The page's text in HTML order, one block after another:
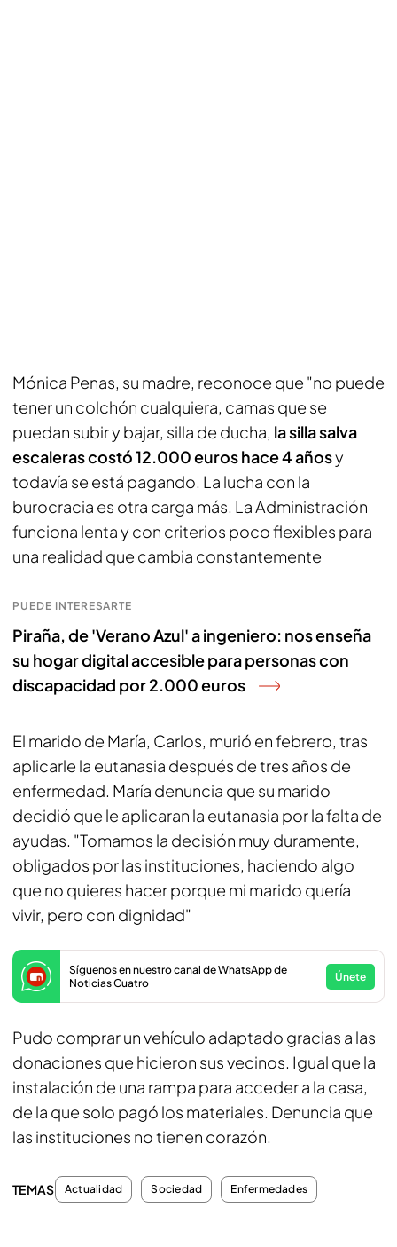
Mónica Penas, su madre, reconoce que "no puede
tener un colchón cualquiera, camas que se
puedan subir y bajar, silla de ducha, la silla salva
escaleras costó 12.000 euros hace 4 añosy
todavía se está pagando. La lucha con la
burocracia es otra carga más. La Administración
funciona lenta y con criterios poco flexibles para
una realidad que cambia constantemente
PUEDE INTERESARTE
Piraña, de 'Verano Azul' a ingeniero: nos enseña
su hogar digital accesible para personas con
discapacidad por 2.000 euros
El marido de María, Carlos, murió en febrero, tras
aplicarle la eutanasia después de tres años de
enfermedad. María denuncia que su marido
decidió que le aplicaran la eutanasia por la falta de
ayudas. "Tomamos la decisión muy duramente,
obligados por las instituciones, haciendo algo
que no quieres hacer porque mi marido quería
vivir, pero con dignidad"
Síguenos en nuestro canal de WhatsApp de
Noticias Cuatro
Únete
Pudo comprar un vehículo adaptado gracias a las
donaciones que hicieron sus vecinos. Igual que la
instalación de una rampa para acceder a la casa,
de la que solo pagó los materiales. Denuncia que
las instituciones no tienen corazón.
TEMAS Actualidad Sociedad Enfermedades